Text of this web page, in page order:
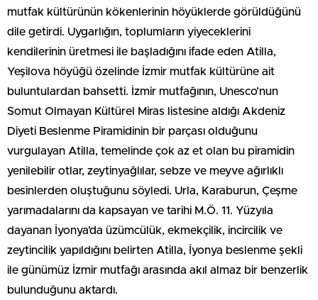
mutfak kültürünün kökenlerinin höyüklerde görüldüğünü
dile getirdi. Uygarlığın, toplumların yiyeceklerini
kendilerinin üretmesi ile başladığını ifade eden Atilla,
Yeşilova höyüğü özelinde İzmir mutfak kültürüne ait
buluntulardan bahsetti. İzmir mutfağının, Unesco’nun
Somut Olmayan Kültürel Miras listesine aldığı Akdeniz
Diyeti Beslenme Piramidinin bir parçası olduğunu
vurgulayan Atilla, temelinde çok az et olan bu piramidin
yenilebilir otlar, zeytinyağlılar, sebze ve meyve ağırlıklı
besinlerden oluştuğunu söyledi. Urla, Karaburun, Çeşme
yarımadalarını da kapsayan ve tarihi M.Ö. 11. Yüzyıla
dayanan İyonya’da üzümcülük, ekmekçilik, incircilik ve
zeytincilik yapıldığını belirten Atilla, İyonya beslenme şekli
ile günümüz İzmir mutfağı arasında akıl almaz bir benzerlik
bulunduğunu aktardı.